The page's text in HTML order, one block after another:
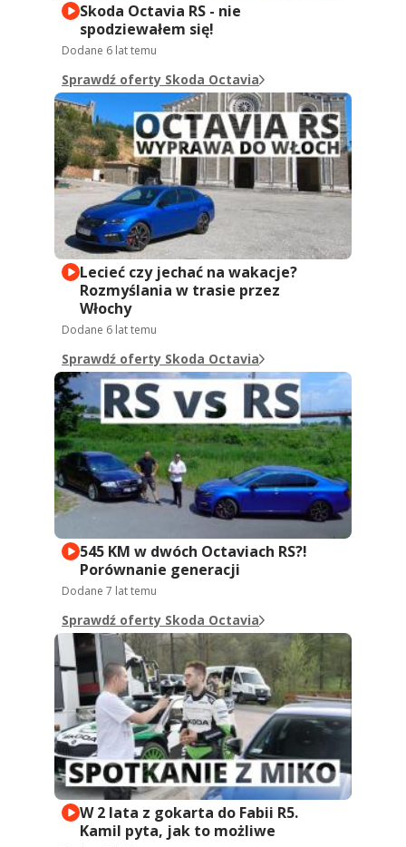
Skoda Octavia RS - nie
spodziewałem się!
Dodane 6 lat temu
Sprawdź oferty Skoda Octavia
Lecieć czy jechać na wakacje?
Rozmyślania w trasie przez
Włochy
Dodane 6 lat temu
Sprawdź oferty Skoda Octavia
545 KM w dwóch Octaviach RS?!
Porównanie generacji
Dodane 7 lat temu
Sprawdź oferty Skoda Octavia
W 2 lata z gokarta do Fabii R5.
Kamil pyta, jak to możliwe